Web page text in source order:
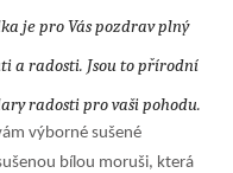
je pro Vás pozdrav plný
a radosti. Jsou to přírodní
radosti pro vaši pohodu.
výborné sušené
bílou moruši, která